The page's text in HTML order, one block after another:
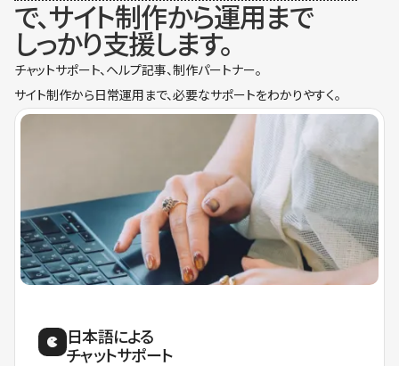
で、サイト制作から運用まで
しっかり支援します。
チャットサポート、ヘルプ記事、制作パートナー。
サイト制作から日常運用まで、必要なサポートをわかりやすく。
日本語による
チャットサポート